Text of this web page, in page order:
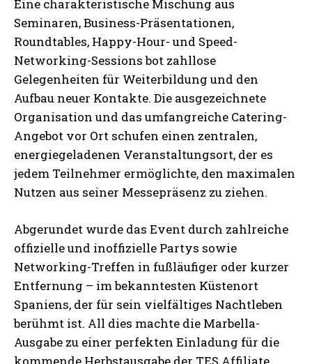
Eine charakteristische Mischung aus
Seminaren, Business-Präsentationen,
Roundtables, Happy-Hour- und Speed-
Networking-Sessions bot zahllose
Gelegenheiten für Weiterbildung und den
Aufbau neuer Kontakte. Die ausgezeichnete
Organisation und das umfangreiche Catering-
Angebot vor Ort schufen einen zentralen,
energiegeladenen Veranstaltungsort, der es
jedem Teilnehmer ermöglichte, den maximalen
Nutzen aus seiner Messepräsenz zu ziehen.
Abgerundet wurde das Event durch zahlreiche
offizielle und inoffizielle Partys sowie
Networking-Treffen in fußläufiger oder kurzer
Entfernung – im bekanntesten Küstenort
Spaniens, der für sein vielfältiges Nachtleben
berühmt ist. All dies machte die Marbella-
Ausgabe zu einer perfekten Einladung für die